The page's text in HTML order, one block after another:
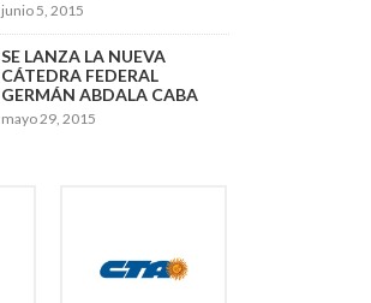
junio 5, 2015
SE LANZA LA NUEVA
CÁTEDRA FEDERAL
GERMÁN ABDALA CABA
mayo 29, 2015